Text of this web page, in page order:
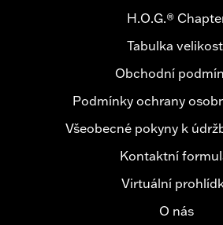
H.O.G.®
Tabulka
Obchodní
Podmínky ochrany
Všeobecné pokyny k
Kontaktní
Virtuální
O nás